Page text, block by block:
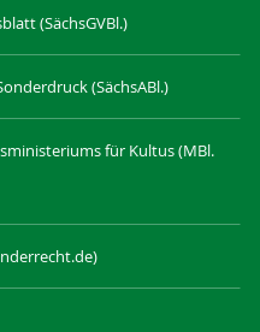
(SächsGVBl.)
(SächsABl.)
für Kultus (MBl.